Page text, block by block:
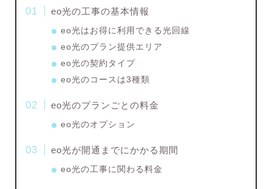
eo光の工事の基本情報
eo光はお得に利用できる光回線
eo光のプラン提供エリア
eo光の契約タイプ
eo光のコースは3種類
eo光のプランごとの料金
eo光のオプション
eo光が開通までにかかる期間
eo光の工事に関わる料金